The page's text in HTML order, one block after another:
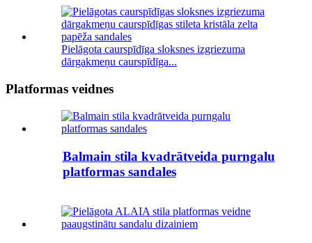
Pielāgota caurspīdīga sloksnes izgriezuma
dārgakmeņu caurspīdīga...
Platformas veidnes
Balmain stila kvadrātveida purngalu
platformas sandales